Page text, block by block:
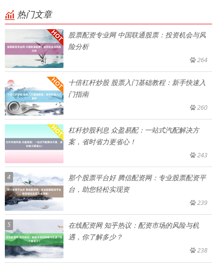
热门文章
股票配资专业网 中国联通股票：投资机会与风
险分析
264
十倍杠杆炒股 股票入门基础教程：新手快速入
门指南
260
杠杆炒股利息 众盈易配：一站式汽配解决方
案，省时省力更省心！
243
4
那个股票平台好 腾信配资网：专业股票配资平
台，助您轻松实现资
239
5
在线配资网 知乎热议：配资市场的风险与机
遇，你了解多少？
238